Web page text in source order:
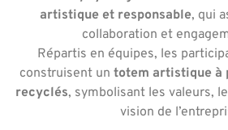
artistique et responsable, qui
collaboration et
Répartis en équipes, les
construisent un totem artistique à
recyclés, symbolisant les valeurs,
vision de